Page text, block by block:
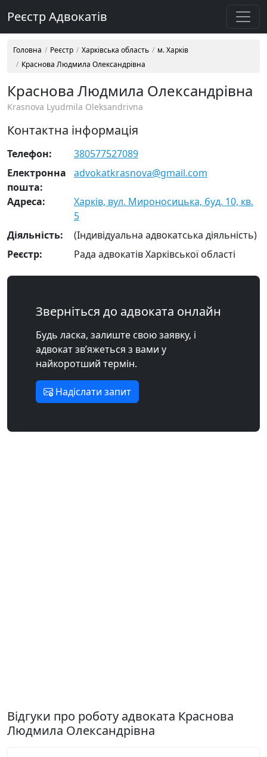
Реєстр Адвокатів
Головна Реєстр Харківська область
м. Харків
Краснова Людмила Олександрівна
Краснова Людмила Олександрівна
Krasnova Lyudmila Oleksandrivna
Контактна інформація
Телефон:
380577527089
Електронна
пошта:
advokatkrasnova@gmail.com
Адреса:
Харків, вул. Мироносицька, буд. 10, кв.
5
Діяльність:
(Індивідуальна адвокатська діяльність)
Реєстр:
Рада адвокатів Харківської області
Зверніться до адвоката онлайн
Будь ласка, залиште свою заявку, і
адвокат зв’яжеться з вами у
найкоротший термін.
Надіслати запит
Відгуки про роботу адвоката Краснова
Людмила Олександрівна